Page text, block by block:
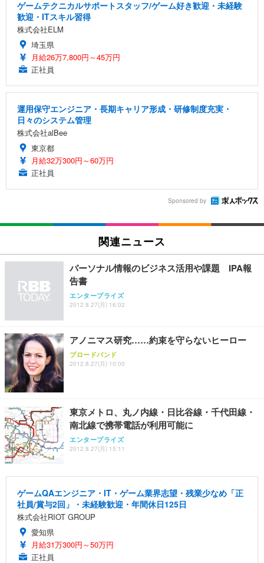
ゲームテクニカルサポートスタッフ/ゲーム好き歓迎・未経験
歓迎・ITスキル習得
株式会社ELM
埼玉県
月給26万7,800円～45万円
正社員
運用保守エンジニア・長期キャリア形成・研修制度充実・
日々のシステム管理
株式会社alBee
東京都
月給32万300円～60万円
正社員
Sponsored by
関連ニュース
パーソナル情報のビジネス活用や課題 IPA報
告書
エンタープライズ
2012.8.27(月) 16:02
アノニマス研究……約束を守らないヒーロー
ブロードバンド
2012.8.27(月) 10:00
東京メトロ、丸ノ内線・日比谷線・千代田線・
南北線で携帯電話が利用可能に
エンタープライズ
2012.8.27(月) 15:11
ゲームQAエンジニア・IT・ゲーム業界志望・残業少なめ「正
社員/賞与2回」・未経験歓迎・年間休日125日
株式会社RIOT GROUP
愛知県
月給31万300円～50万円
正社員